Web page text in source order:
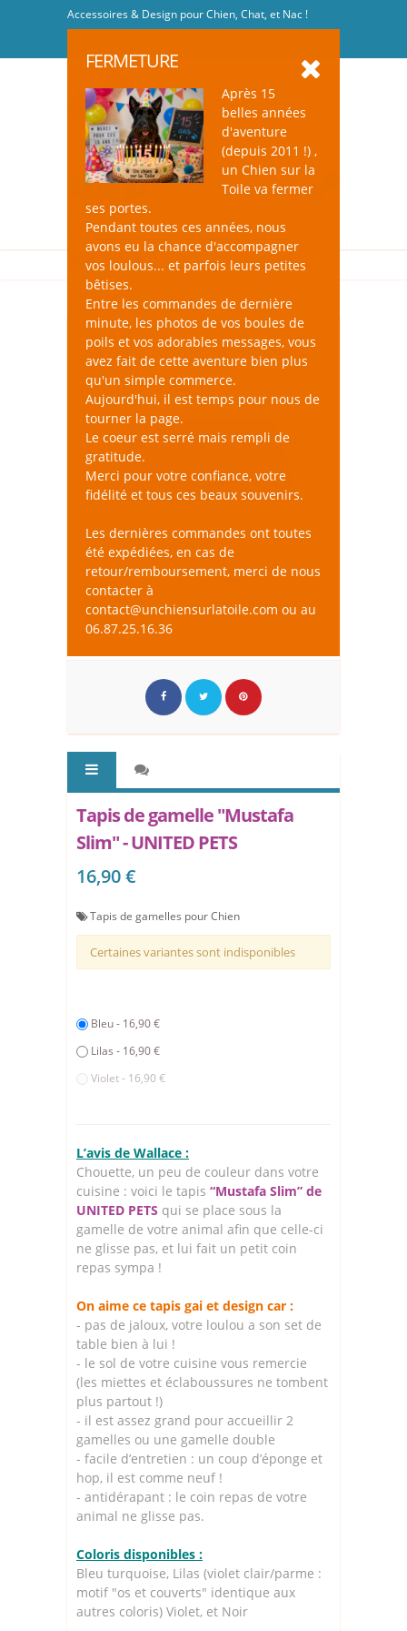
Accessoires & Design pour Chien, Chat, et Nac !
FERMETURE
Après 15
belles années
d'aventure
(depuis 2011 !) ,
un Chien sur la
Toile va fermer
ses portes.
Pendant toutes ces années, nous
avons eu la chance d'accompagner
vos loulous... et parfois leurs petites
bêtises.
Entre les commandes de dernière
minute, les photos de vos boules de
poils et vos adorables messages, vous
avez fait de cette aventure bien plus
qu'un simple commerce.
Aujourd'hui, il est temps pour nous de
tourner la page.
Le coeur est serré mais rempli de
gratitude.
Merci pour votre confiance, votre
fidélité et tous ces beaux souvenirs.
Les dernières commandes ont toutes
été expédiées, en cas de
retour/remboursement, merci de nous
contacter à
contact@unchiensurlatoile.com ou au
06.87.25.16.36
Tapis de gamelle "Mustafa
Slim" - UNITED PETS
16,90 €
Tapis de gamelles pour Chien
Certaines variantes sont indisponibles
Bleu - 16,90 €
Lilas - 16,90 €
Violet - 16,90 €
L’avis de Wallace :
Chouette, un peu de couleur dans votre
cuisine : voici le tapis “Mustafa Slim” de
UNITED PETS qui se place sous la
gamelle de votre animal afin que celle-ci
ne glisse pas, et lui fait un petit coin
repas sympa !
On aime ce tapis gai et design car :
- pas de jaloux, votre loulou a son set de
table bien à lui !
- le sol de votre cuisine vous remercie
(les miettes et éclaboussures ne tombent
plus partout !)
- il est assez grand pour accueillir 2
gamelles ou une gamelle double
- facile d’entretien : un coup d’éponge et
hop, il est comme neuf !
- antidérapant : le coin repas de votre
animal ne glisse pas.
Coloris disponibles :
Bleu turquoise, Lilas (violet clair/parme :
motif "os et couverts" identique aux
autres coloris) Violet, et Noir